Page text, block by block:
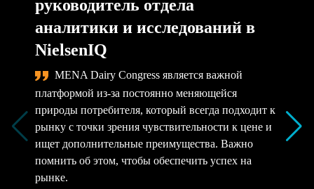
руководитель отдела
аналитики и исследований в
NielsenIQ
MENA Dairy Congress является важной
платформой из-за постоянно меняющейся
природы потребителя, который всегда подходит к
рынку с точки зрения чувствительности к цене и
ищет дополнительные преимущества. Важно
помнить об этом, чтобы обеспечить успех на
рынке.